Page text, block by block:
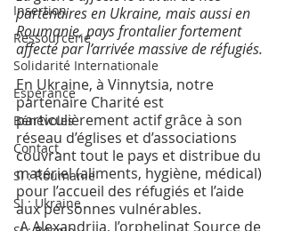
Insertion
Ressourcerie
Solidarité Internationale
Espérance
Bénévoles
Contact
SI : Roumanie
SI : Ukraine
partenaires en Ukraine, mais aussi en
Roumanie, pays frontalier fortement
affecté par l’arrivée massive de réfugiés.
En Ukraine, à Vinnytsia, notre
partenaire Charité est
particulièrement actif grâce à son
réseau d’églises et d’associations
couvrant tout le pays et distribue du
matériel (aliments, hygiène, médical)
pour l’accueil des réfugiés et l’aide
aux personnes vulnérables.
A Alexandriia, l’orphelinat Source de